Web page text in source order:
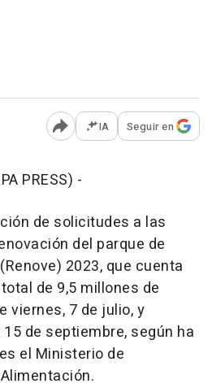
Abrir opciones para
IA Seguir en
PRESS) -
de solicitudes a las
del parque de
2023, que cuenta
de 9,5 millones de
viernes, 7 de julio, y
de septiembre, según ha
el Ministerio de